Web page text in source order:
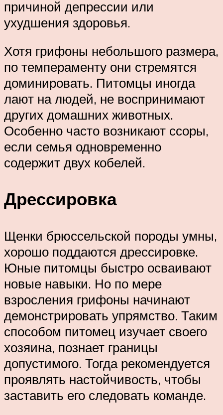
причиной депрессии или
ухудшения здоровья.
Хотя грифоны небольшого размера,
по темпераменту они стремятся
доминировать. Питомцы иногда
лают на людей, не воспринимают
других домашних животных.
Особенно часто возникают ссоры,
если семья одновременно
содержит двух кобелей.
Дрессировка
Щенки брюссельской породы умны,
хорошо поддаются дрессировке.
Юные питомцы быстро осваивают
новые навыки. Но по мере
взросления грифоны начинают
демонстрировать упрямство. Таким
способом питомец изучает своего
хозяина, познает границы
допустимого. Тогда рекомендуется
проявлять настойчивость, чтобы
заставить его следовать команде.